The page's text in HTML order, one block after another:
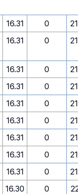
16.31 0
16.31 0
16.31 0
16.31 0
16.31 0
16.31 0
16.31 0
16.31 0
16.31 0
16.30 0